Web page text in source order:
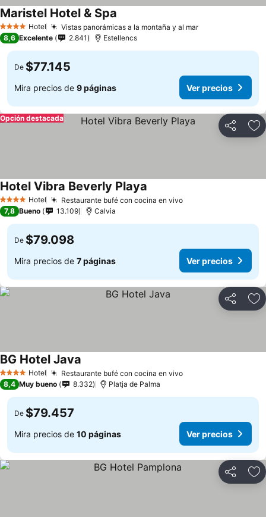
4 EstrellasHotel Vistas panorámicas a la montaña y al marVer precios
Maristel Hotel & Spa
8,6 Excelente 2.841 Estellencs
De $77.145
Mira precios de 9 páginas Ver precios
Compartir
Opción destacada
4 EstrellasHotel Restaurante bufé con cocina en vivoVer precios
Hotel Vibra Beverly Playa
7,8 Bueno 13.109 Calvia
De $79.098
Mira precios de 7 páginas Ver precios
Compartir
4 EstrellasHotel Restaurante bufé con cocina en vivoVer precios
BG Hotel Java
8,4 Muy bueno 8.332 Platja de Palma
De $79.457
Mira precios de 10 páginas Ver precios
Compartir